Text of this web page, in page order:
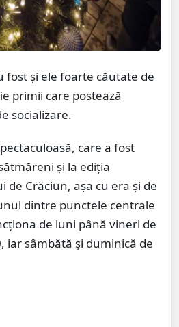
fost și ele foarte căutate de
primii care postează
socializare.
care a fost
și la ediția
de Crăciun, așa cu era și de
dintre punctele centrale
de luni până vineri de
iar sâmbătă și duminică de